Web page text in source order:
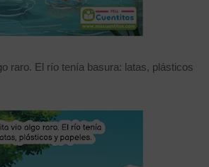
raro. El río tenía basura: latas, plásticos